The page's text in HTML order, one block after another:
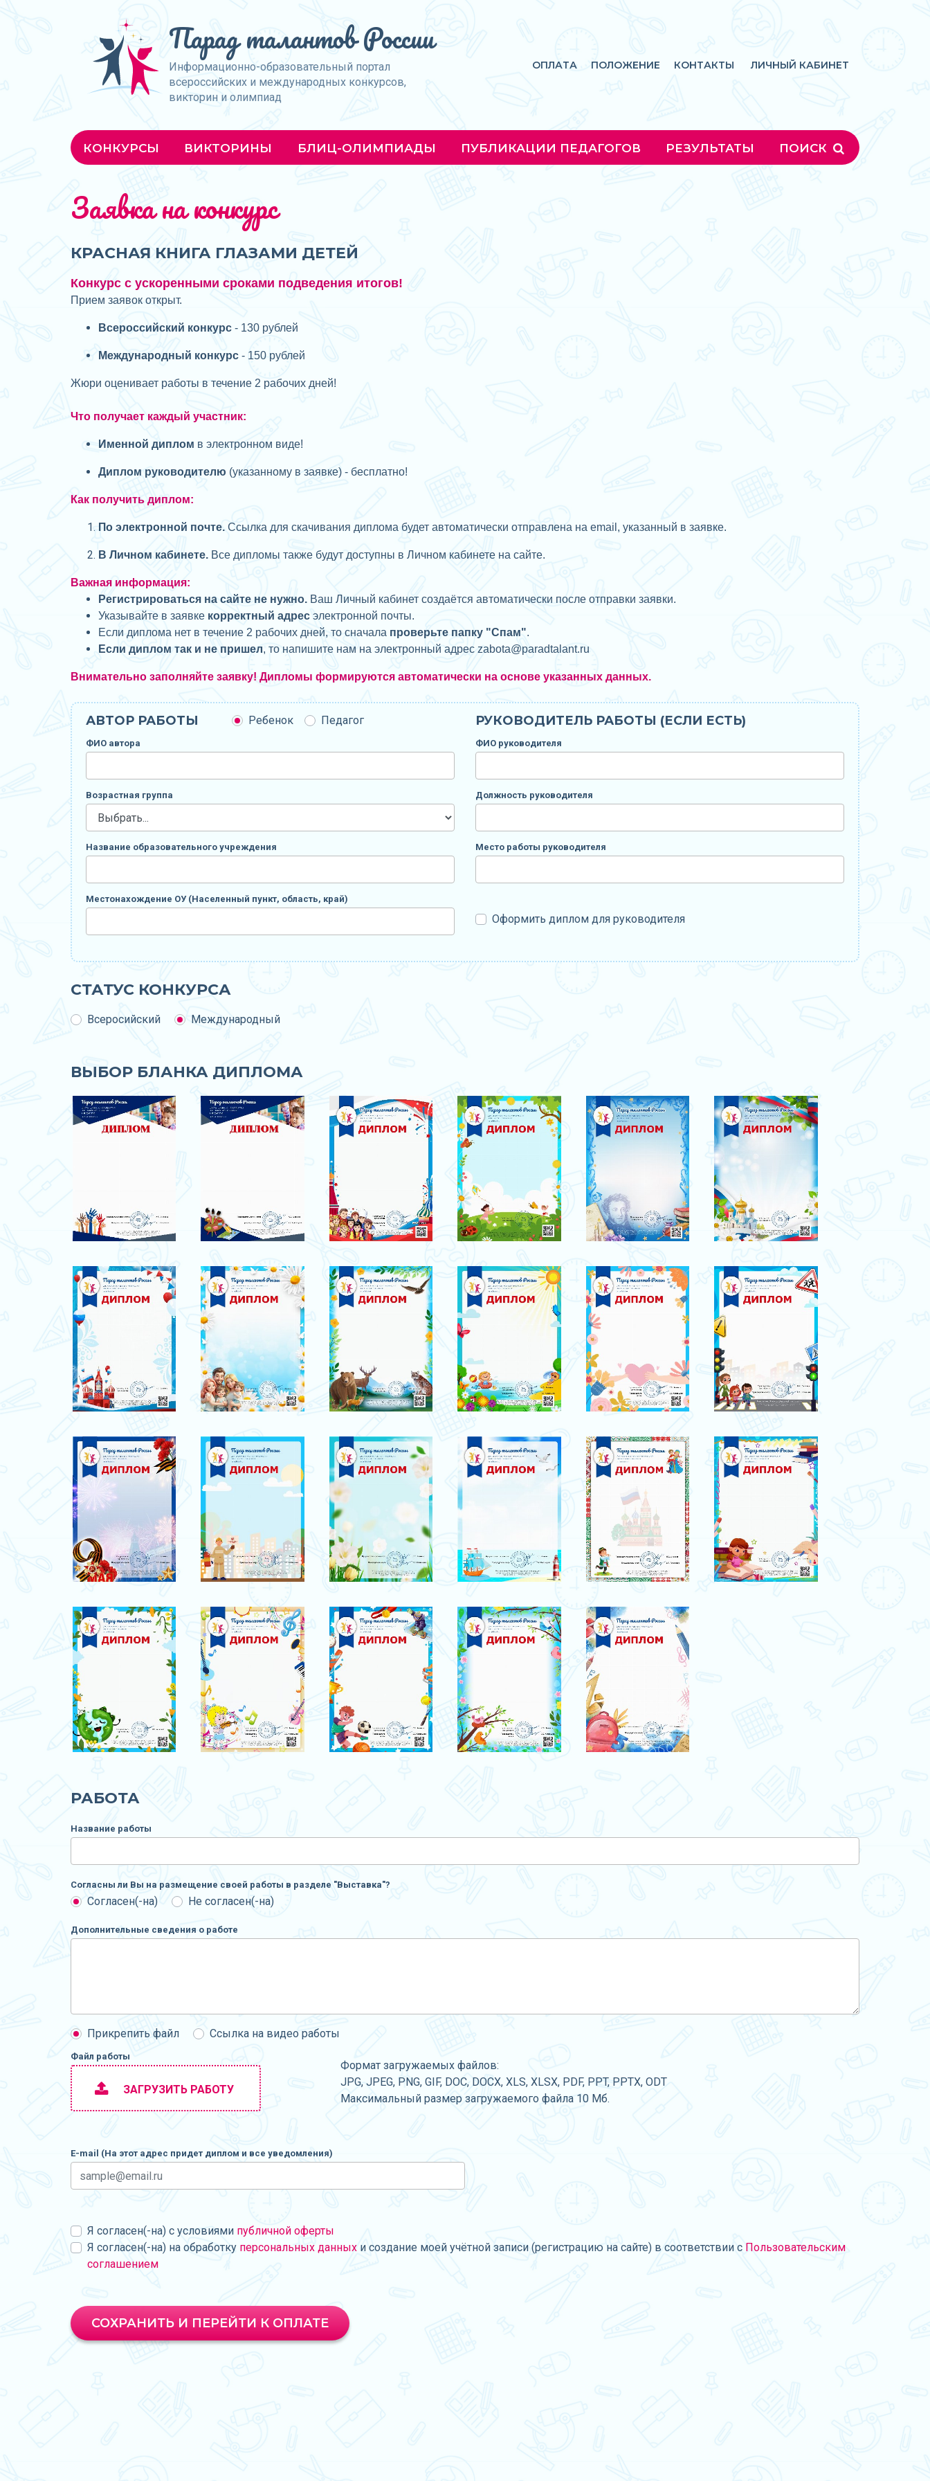
Парад талантов России
Информационно-образовательный портал
всероссийских и международных конкурсов,
викторин и олимпиад
ОПЛАТА ПОЛОЖЕНИЕ КОНТАКТЫ ЛИЧНЫЙ КАБИНЕТ
КОНКУРСЫ ВИКТОРИНЫ БЛИЦ-ОЛИМПИАДЫ ПУБЛИКАЦИИ ПЕДАГОГОВ РЕЗУЛЬТАТЫ ПОИСК
Заявка на конкурс
КРАСНАЯ КНИГА ГЛАЗАМИ ДЕТЕЙ
Конкурс с ускоренными сроками подведения итогов!
Прием заявок открыт.
Всероссийский конкурс - 130 рублей
Международный конкурс - 150 рублей
Жюри оценивает работы в течение 2 рабочих дней!
Что получает каждый участник:
Именной диплом в электронном виде!
Диплом руководителю (указанному в заявке) - бесплатно!
Как получить диплом:
По электронной почте. Ссылка для скачивания диплома будет автоматически отправлена на email, указанный в заявке.
В Личном кабинете. Все дипломы также будут доступны в Личном кабинете на сайте.
Важная информация:
Регистрироваться на сайте не нужно. Ваш Личный кабинет создаётся автоматически после отправки заявки.
Указывайте в заявке корректный адрес электронной почты.
Если диплома нет в течение 2 рабочих дней, то сначала проверьте папку "Спам".
Если диплом так и не пришел, то напишите нам на электронный адрес zabota@paradtalant.ru
Внимательно заполняйте заявку! Дипломы формируются автоматически на основе указанных данных.
АВТОР РАБОТЫ Ребенок Педагог
ФИО автора
Возрастная группа
Название образовательного учреждения
Местонахождение ОУ (Населенный пункт, область, край)
РУКОВОДИТЕЛЬ РАБОТЫ (ЕСЛИ ЕСТЬ)
ФИО руководителя
Должность руководителя
Место работы руководителя
Оформить диплом для руководителя
СТАТУС КОНКУРСА
Всеросийский Международный
ВЫБОР БЛАНКА ДИПЛОМА
РАБОТА
Название работы
Согласны ли Вы на размещение своей работы в разделе "Выставка"?
Согласен(-на) Не согласен(-на)
Дополнительные сведения о работе
Прикрепить файл Ссылка на видео работы
Файл работы
ЗАГРУЗИТЬ РАБОТУ
Формат загружаемых файлов:
JPG, JPEG, PNG, GIF, DOC, DOCX, XLS, XLSX, PDF, PPT, PPTX, ODT
Максимальный размер загружаемого файла 10 Мб.
E-mail (На этот адрес придет диплом и все уведомления)
Я согласен(-на) с условиями публичной оферты
Я согласен(-на) на обработку персональных данных и создание моей учётной записи (регистрацию на сайте) в соответствии с Пользовательским
соглашением
СОХРАНИТЬ И ПЕРЕЙТИ К ОПЛАТЕ